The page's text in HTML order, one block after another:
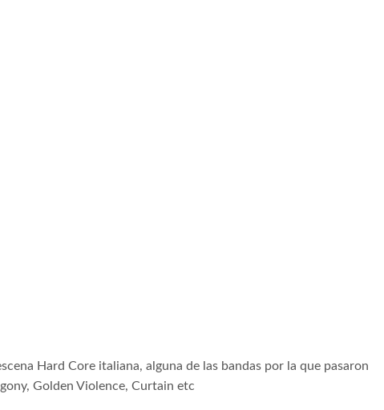
Hard Core italiana, alguna de las bandas por la que pasaron
Golden Violence, Curtain etc